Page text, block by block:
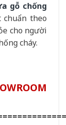
gỗ chống
theo
cho người
cháy.